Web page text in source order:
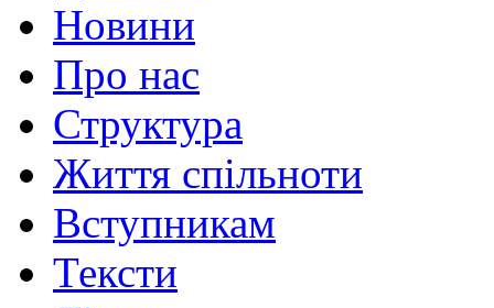
Новини
Про нас
Структура
Життя спільноти
Вступникам
Тексти